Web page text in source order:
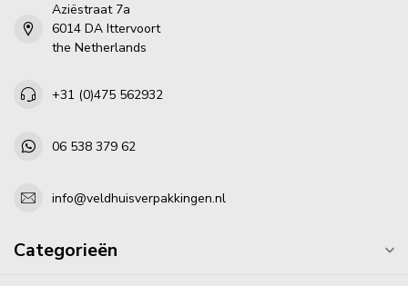
Aziëstraat 7a
6014 DA Ittervoort
the Netherlands
+31 (0)475 562932
06 538 379 62
info@veldhuisverpakkingen.nl
Categorieën